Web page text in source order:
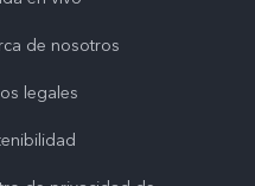
de nosotros
legales